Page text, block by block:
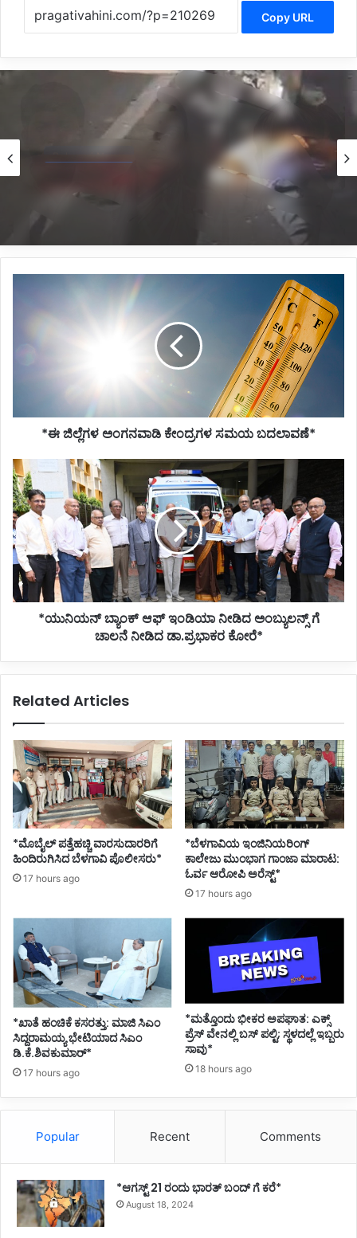
Copy URL
Belagavi News
*ನಿಂತಿದ್ದ ಟ್ರಕ್‌ಗೆ ಬೈಕ್ ಡಿಕ್ಕಿ; ಸವಾರ ಸಾವು*
ಅಂಗನವಾಡಿ
ಸಮಯ
*ಈ ಜಿಲ್ಲೆಗಳ ಅಂಗನವಾಡಿ ಕೇಂದ್ರಗಳ ಸಮಯ ಬದಲಾವಣೆ*
*ಯುನಿಯನ್
ಬ್ಯಾಂಕ್
ಆಫ್
ಇಂಡಿಯಾ
ನೀಡಿದ
ಅಂಬ್ಯುಲನ್ಸ್
ಗೆ
ಚಾಲನೆ
ನೀಡಿದ
ಡಾ.ಪ್ರಭಾಕರ*ಯುನಿಯನ್ ಬ್ಯಾಂಕ್ ಆಫ್ ಇಂಡಿಯಾ ನೀಡಿದ ಅಂಬ್ಯುಲನ್ಸ್ ಗೆ
ಚಾಲನೆ ನೀಡಿದ ಡಾ.ಪ್ರಭಾಕರ ಕೋರೆ*
Related Articles
*ಮೊಬೈಲ್ ಪತ್ತೆಹಚ್ಚಿ ವಾರಸುದಾರರಿಗೆ
ಹಿಂದಿರುಗಿಸಿದ ಬೆಳಗಾವಿ ಪೊಲೀಸರು*
17 hours ago
*ಬೆಳಗಾವಿಯ ಇಂಜಿನಿಯರಿಂಗ್‌
ಕಾಲೇಜು ಮುಂಭಾಗ ಗಾಂಜಾ ಮಾರಾಟ:
ಓರ್ವ ಆರೋಪಿ ಅರೆಸ್ಟ್*
17 hours ago
*ಖಾತೆ ಹಂಚಿಕೆ ಕಸರತ್ತು: ಮಾಜಿ ಸಿಎಂ
ಸಿದ್ದರಾಮಯ್ಯ ಭೇಟಿಯಾದ ಸಿಎಂ
ಡಿ.ಕೆ.ಶಿವಕುಮಾರ್*
17 hours ago
*ಮತ್ತೊಂದು ಭೀಕರ ಅಪಘಾತ: ಎಕ್ಸ್
ಪ್ರೆಸ್ ವೇನಲ್ಲಿ ಬಸ್ ಪಲ್ಟಿ; ಸ್ಥಳದಲ್ಲೆ ಇಬ್ಬರು
ಸಾವು*
18 hours ago
Popular Recent Comments
*ಆಗಸ್ಟ್ 21 ರಂದು ಭಾರತ್‌ ಬಂದ್‌ ಗೆ ಕರೆ*
August 18, 2024